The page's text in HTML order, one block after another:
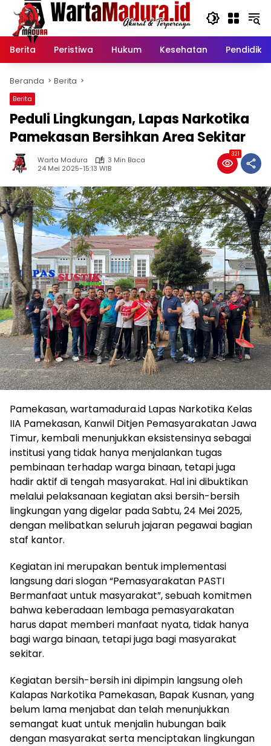
Langsung
konten
Berita
Peristiwa Hukum Kesehatan
Beranda Berita
Berita
Peduli Lingkungan, Lapas Narkotika
Pamekasan Bersihkan Area Sekitar
Warta Madura
3 Min Baca
24 Mei 2025-15:13 WIB
321
Pamekasan, wartamadura.id Lapas Narkotika Kelas
IIA Pamekasan, Kanwil Ditjen Pemasyarakatan Jawa
Timur, kembali menunjukkan eksistensinya sebagai
institusi yang tidak hanya menjalankan tugas
pembinaan terhadap warga binaan, tetapi juga
hadir aktif di tengah masyarakat. Hal ini dibuktikan
melalui pelaksanaan kegiatan aksi bersih-bersih
lingkungan yang digelar pada Sabtu, 24 Mei 2025,
dengan melibatkan seluruh jajaran pegawai bagian
staf kantor.
Kegiatan ini merupakan bentuk implementasi
langsung dari slogan “Pemasyarakatan PASTI
Bermanfaat untuk masyarakat”, sebuah komitmen
bahwa keberadaan lembaga pemasyarakatan
harus dapat memberi manfaat nyata, tidak hanya
bagi warga binaan, tetapi juga bagi masyarakat
sekitar.
Kegiatan bersih-bersih ini dipimpin langsung oleh
Kalapas Narkotika Pamekasan, Bapak Kusnan, yang
belum lama menjabat dan telah menunjukkan
semangat kuat untuk menjalin hubungan baik
dengan masyarakat serta menciptakan lingkungan